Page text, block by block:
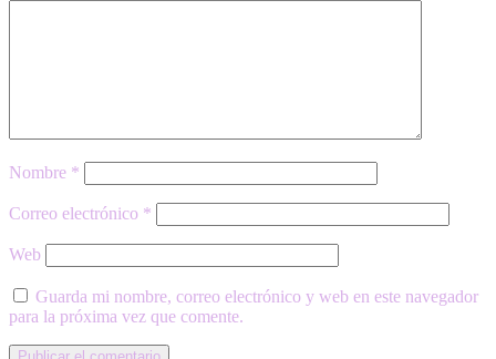
Nombre *
Correo electrónico *
Web
Guarda mi nombre, correo electrónico y web en este navegador
para la próxima vez que comente.